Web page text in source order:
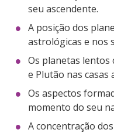
seu ascendente.
A posição dos
astrológicas e nos
Os planetas
e Plutão nas casas
Os aspectos
momento do seu
A concentração